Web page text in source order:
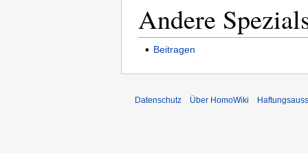
Andere
Beitragen
Datenschutz Über HomoWiki